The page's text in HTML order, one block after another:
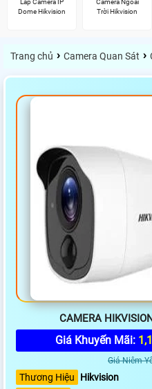
Lắp Camera IP
Dome Hikvision
Camera Ngoài
Trời Hikvision
Trang chủ › Camera Quan Sát ›
CAMERA
Giá Khuyến Mãi:
Giá Niêm
Thương Hiệu
Hikvision